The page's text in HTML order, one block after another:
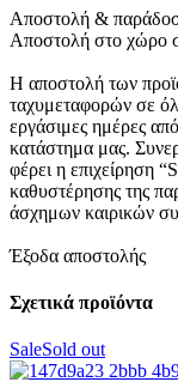
Αποστολή &
Αποστολή στο χώρο
Η αποστολή των
ταχυμεταφορών σε
εργάσιμες ημέρες
κατάστημα μας.
φέρει η επιχείρηση
καθυστέρησης της
άσχημων καιρικών
Έξοδα αποστολής
Σχετικά προϊόντα
SaleSold out